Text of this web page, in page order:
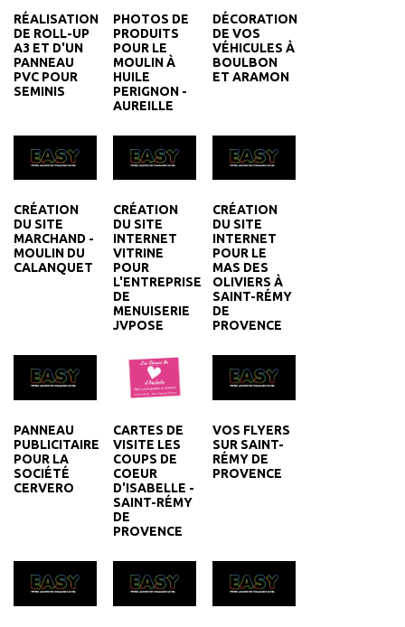
RÉALISATION
DE ROLL-UP
A3 ET D'UN
PANNEAU
PVC POUR
SEMINIS
PHOTOS DE
PRODUITS
POUR LE
MOULIN À
HUILE
PERIGNON -
AUREILLE
DÉCORATION
DE VOS
VÉHICULES À
BOULBON
ET ARAMON
CRÉATION
DU SITE
MARCHAND -
MOULIN DU
CALANQUET
CRÉATION
DU SITE
INTERNET
VITRINE
POUR
L'ENTREPRISE
DE
MENUISERIE
JVPOSE
CRÉATION
DU SITE
INTERNET
POUR LE
MAS DES
OLIVIERS À
SAINT-RÉMY
DE
PROVENCE
PANNEAU
PUBLICITAIRE
POUR LA
SOCIÉTÉ
CERVERO
CARTES DE
VISITE LES
COUPS DE
COEUR
D'ISABELLE -
SAINT-RÉMY
DE
PROVENCE
VOS FLYERS
SUR SAINT-
RÉMY DE
PROVENCE